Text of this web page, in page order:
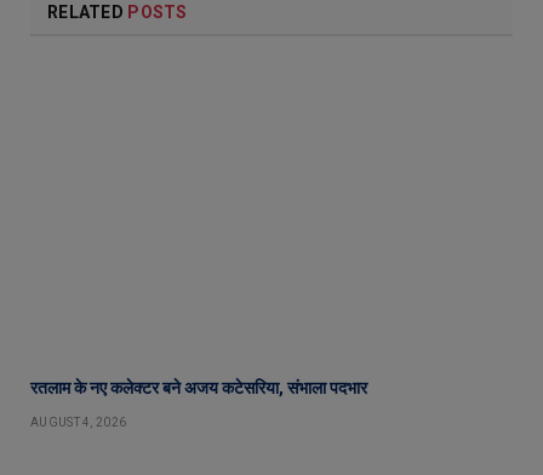
RELATED POSTS
रतलाम के नए कलेक्टर बने अजय कटेसरिया, संभाला पदभार
AUGUST 4, 2026